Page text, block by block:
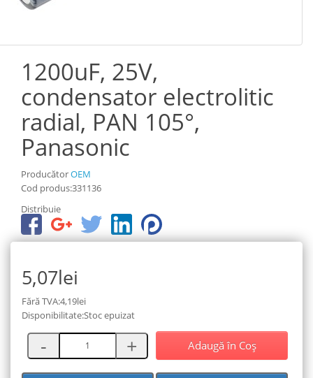
1200uF, 25V,
condensator electrolitic
radial, PAN 105°,
Panasonic
ProducătorOEM
Cod produs:331136
Distribuie
5,07lei
Fără TVA:4,19lei
Disponibilitate:Stoc epuizat
Adaugă în Coş